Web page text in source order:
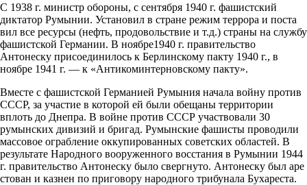
С 1938 г. министр обороны, с сентября 1940 г. фашистский
диктатор Румынии. Ус­тановил в стране режим террора и поста­
вил все ресурсы (нефть, продовольствие и т.д.) страны на службу
фашистской Германии. В ноябре1940 г. правительство
Антонеску присоединилось к Берлинско­му пакту 1940 г., в
ноябре 1941 г. — к «Антикоминтерновскому пакту».
Вместе с фа­шистской Германией Румыния начала вой­ну против
СССР, за участие в которой ей были обещаны территории
вплоть до Днепра. В войне против СССР участво­вали 30
румынских дивизий и бригад. Ру­мынские фашисты проводили
массовое ог­рабление оккупированных советских областей. В
результате Народного вооруженного восстания в Румынии 1944
г. правительство Антонеску было свергнуто. Антонеску был аре­
стован и казнен по приговору народного трибунала Бухареста.